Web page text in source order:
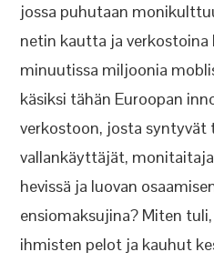
jossa puhutaan
netin kautta ja verkostoina
minuutissa miljoonia
käsiksi tähän Euroopan
verkostoon, josta syntyvät
vallankäyttäjät,
hevissä ja luovan
ensiomaksujina? Miten
ihmisten pelot ja kauhut